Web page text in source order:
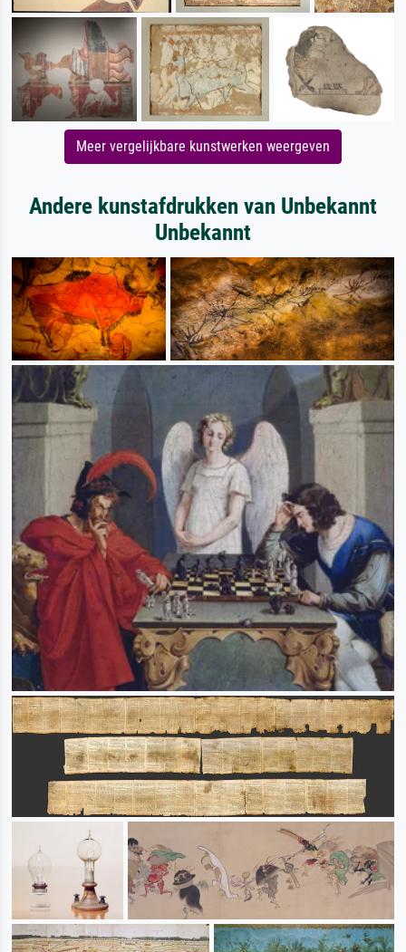
Meer vergelijkbare kunstwerken weergeven
Andere kunstafdrukken van Unbekannt
Unbekannt